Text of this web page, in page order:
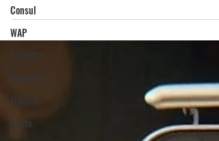
Consul
WAP
Agratto
Mallory
Ariete
quer economizar sem abrir mão da
qualidade. Ao calcular o custo dos
ingredientes e da energia, é possível
controla totalmente os ingredientes e
preparar versões integrais, sem glúten ou
personalizadas conforme sua preferência.